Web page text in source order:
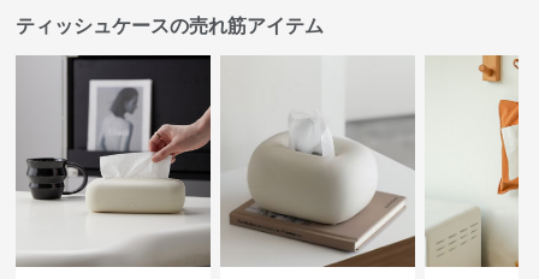
ティッシュケースの売れ筋アイテム